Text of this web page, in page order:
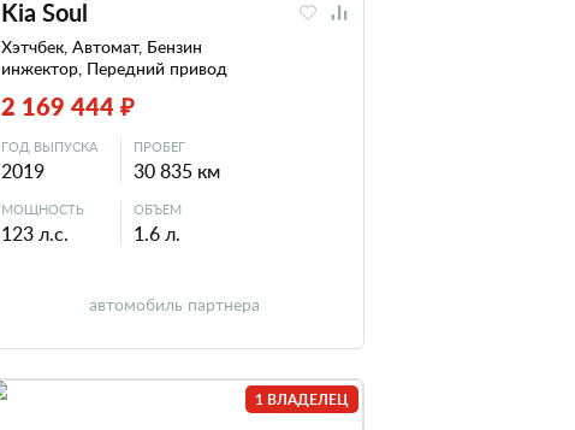
Kia Soul
Хэтчбек, Автомат, Бензин
инжектор, Передний привод
2 169 444 ₽
ГОД ВЫПУСКА
2019
ПРОБЕГ
30 835 км
МОЩНОСТЬ
123 л.с.
ОБЪЕМ
1.6 л.
автомобиль партнера
1 ВЛАДЕЛЕЦ